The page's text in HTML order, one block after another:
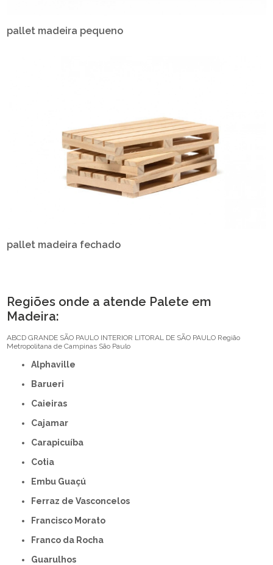
pallet madeira pequeno
pallet madeira fechado
Regiões onde a atende Palete em
Madeira:
ABCD GRANDE SÃO PAULO INTERIOR LITORAL DE SÃO PAULO Região
Metropolitana de Campinas São Paulo
Alphaville
Barueri
Caieiras
Cajamar
Carapicuíba
Cotia
Embu Guaçú
Ferraz de Vasconcelos
Francisco Morato
Franco da Rocha
Guarulhos